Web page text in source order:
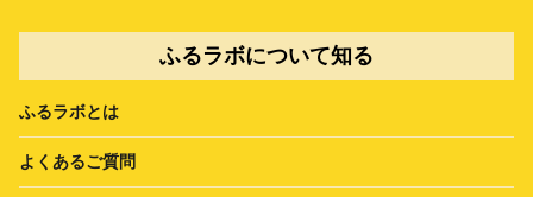
ふるラボについて知る
ふるラボとは
よくあるご質問